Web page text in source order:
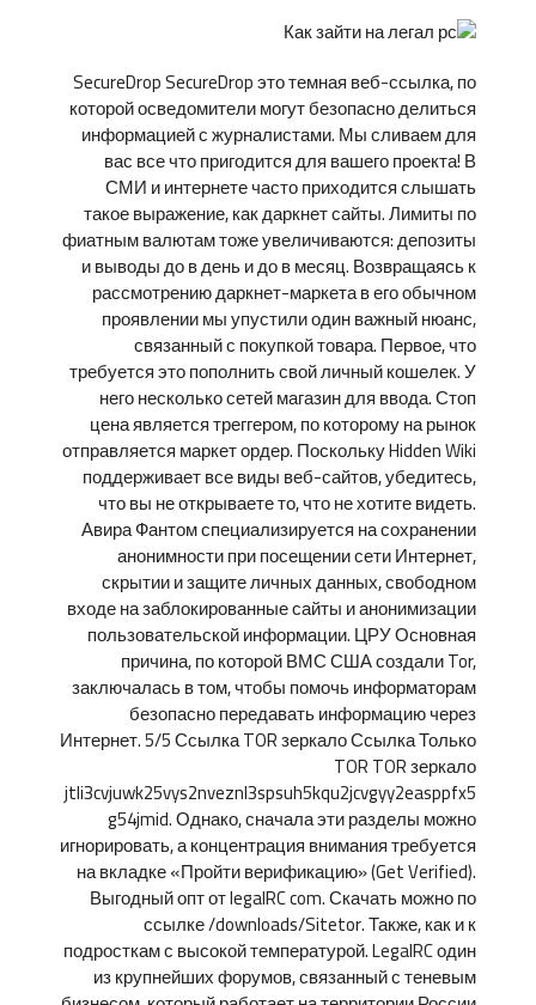
SecureDrop SecureDrop это темная веб-ссылка, по
которой осведомители могут безопасно делиться
информацией с журналистами. Мы сливаем для
вас все что пригодится для вашего проекта! В
СМИ и интернете часто приходится слышать
такое выражение, как даркнет сайты. Лимиты по
фиатным валютам тоже увеличиваются: депозиты
и выводы до в день и до в месяц. Возвращаясь к
рассмотрению даркнет-маркета в его обычном
проявлении мы упустили один важный нюанс,
связанный с покупкой товара. Первое, что
требуется это пополнить свой личный кошелек. У
него несколько сетей магазин для ввода. Стоп
цена является треггером, по которому на рынок
отправляется маркет ордер. Поскольку Hidden Wiki
поддерживает все виды веб-сайтов, убедитесь,
что вы не открываете то, что не хотите видеть.
Авира Фантом специализируется на сохранении
анонимности при посещении сети Интернет,
скрытии и защите личных данных, свободном
входе на заблокированные сайты и анонимизации
пользовательской информации. ЦРУ Основная
причина, по которой ВМС США создали Tor,
заключалась в том, чтобы помочь информаторам
безопасно передавать информацию через
Интернет. 5/5 Ссылка TOR зеркало Ссылка Только
TOR TOR зеркало
jtli3cvjuwk25vys2nveznl3spsuh5kqu2jcvgyy2easppfx5
g54jmid. Однако, сначала эти разделы можно
игнорировать, а концентрация внимания требуется
на вкладке «Пройти верификацию» (Get Verified).
Выгодный опт от legalRC com. Скачать можно по
ссылке /downloads/Sitetor. Также, как и к
подросткам с высокой температурой. LegalRC один
из крупнейших форумов, связанный с теневым